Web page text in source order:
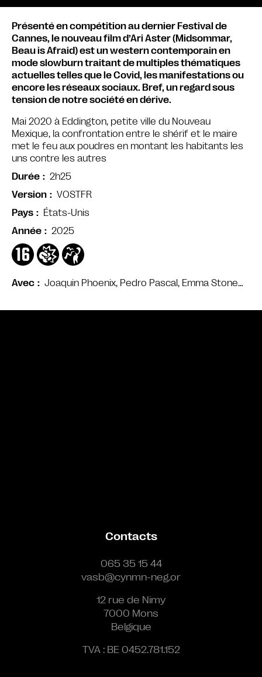
Avec Joaquin Phoenix, Pedro Pascal, Emma Stone…
Présenté en compétition au dernier Festival de
Cannes, le nouveau film d’Ari Aster (Midsommar,
Beau is Afraid) est un western contemporain en
mode slowburn traitant de multiples thématiques
actuelles telles que le Covid, les manifestations ou
encore les réseaux sociaux. Bref, un regard sous
tension de notre société en dérive.
Mai 2020 à Eddington, petite ville du Nouveau
Mexique, la confrontation entre le shérif et le maire
met le feu aux poudres en montant les habitants les
uns contre les autres
Durée
2h25
Version
VOSTFR
Pays
États-Unis
Année
2025
Contacts
065 35 15 44
vasb@cynmn-neg.or
12 rue de Nimy
7000 Mons
Belgique
TVA : BE 0452.781.152